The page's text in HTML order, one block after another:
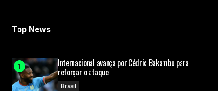
Top News
Internacional avança por Cédric Bakambu para
reforçar o ataque
Brasil